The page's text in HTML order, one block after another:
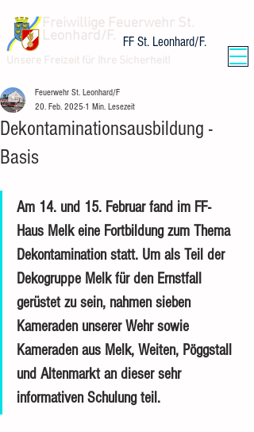
FF St. Leonhard/F.
Dekontaminationsausbildung -
Basis
Feuerwehr St. Leonhard/F
20. Feb. 2025 1 Min. Lesezeit
Am 14. und 15. Februar fand im FF-
Haus Melk eine Fortbildung zum Thema
Dekontamination statt. Um als Teil der
Dekogruppe Melk für den Ernstfall
gerüstet zu sein, nahmen sieben
Kameraden unserer Wehr sowie
Kameraden aus Melk, Weiten, Pöggstall
und Altenmarkt an dieser sehr
informativen Schulung teil.